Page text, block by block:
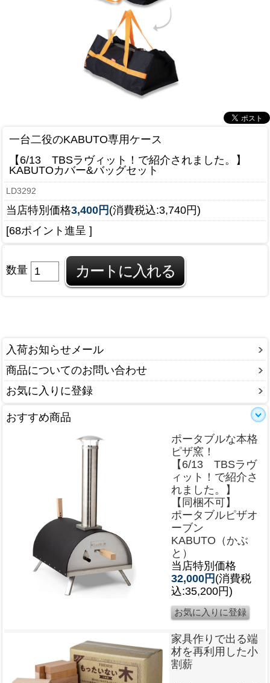
一台二役のKABUTO専用ケース
【6/13 TBSラヴィット！で紹介されました。】
KABUTOカバー&バッグセット
LD3292
当店特別価格3,400円 (消費税込:3,740円)
[68ポイント進呈 ]
数量
入荷お知らせメール
商品についてのお問い合わせ
お気に入りに登録
おすすめ商品
ポータブルな本格
ピザ窯！
【6/13 TBSラヴ
ィット！で紹介さ
れました。】
【同梱不可】
ポータブルピザオ
ーブン
KABUTO（かぶ
と）
当店特別価格
32,000円 (消費税
込:35,200円)
家具作りで出る端
材を再利用した小
割薪